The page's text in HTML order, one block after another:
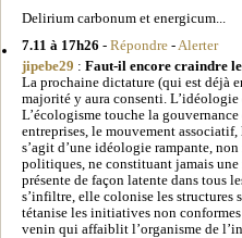
Delirium carbonum et energicum...
7.11 à 17h26 - Répondre - Alerter
jipebe29 : Faut-il encore craindre
La prochaine dictature (qui est déjà
majorité y aura consenti. L’idéologie
L’écologisme touche la gouvernance
entreprises, le mouvement
s’agit d’une idéologie rampante,
politiques, ne constituant jamais
présente de façon latente dans tous
s’infiltre, elle colonise les structures
tétanise les initiatives non
venin qui affaiblit l’organisme de